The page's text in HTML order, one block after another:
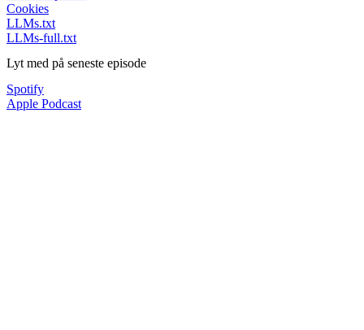
Cookies
LLMs.txt
LLMs-full.txt
Lyt med på seneste episode
Spotify
Apple Podcast